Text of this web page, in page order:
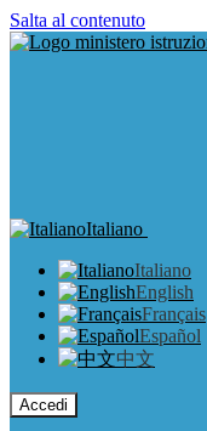
Salta al contenuto
Italiano
Italiano
English
Français
Español
中文
Accedi